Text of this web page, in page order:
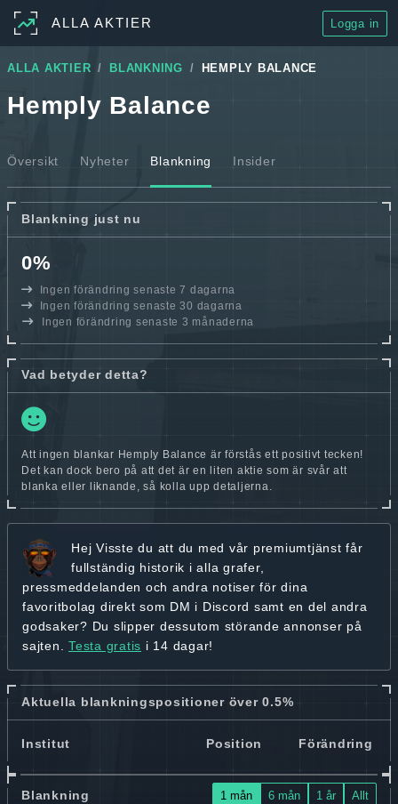
ALLA AKTIER Logga in
ALLA AKTIER BLANKNING HEMPLY BALANCE
Hemply Balance
Översikt Nyheter Blankning Insider
Blankning just nu
0%
Ingen förändring senaste 7 dagarna
Ingen förändring senaste 30 dagarna
Ingen förändring senaste 3 månaderna
Vad betyder detta?
Att ingen blankar Hemply Balance är förstås ett positivt tecken!
Det kan dock bero på att det är en liten aktie som är svår att
blanka eller liknande, så kolla upp detaljerna.
Hej Visste du att du med vår premiumtjänst får
fullständig historik i alla grafer,
pressmeddelanden och andra notiser för dina
favoritbolag direkt som DM i Discord samt en del andra
godsaker? Du slipper dessutom störande annonser på
sajten. Testa gratis i 14 dagar!
Aktuella blankningspositioner över 0.5%
Institut Position Förändring
Blankning 1 mån 6 mån 1 år Allt